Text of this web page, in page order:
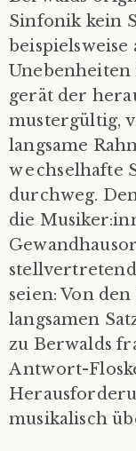
Sinfonik kein
Unebenheiten
gerät der
mustergültig,
langsame
wechselhafte
durchweg.
die
seien: Von
langsamen
zu Berwalds
Antwort-
musikalisch